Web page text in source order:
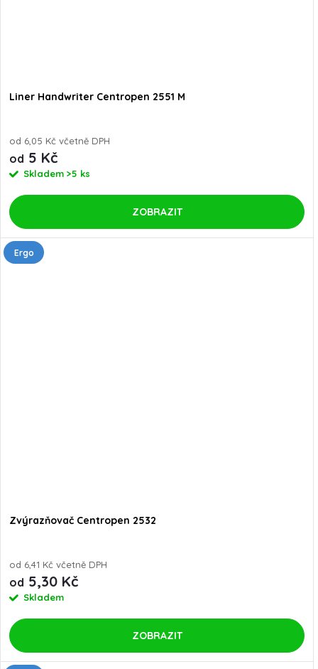
Liner Handwriter Centropen 2551 M
od 6,05 Kč včetně DPH
od 5 Kč
Skladem >5 ks
ZOBRAZIT
Ergo
Zvýrazňovač Centropen 2532
od 6,41 Kč včetně DPH
od 5,30 Kč
Skladem
ZOBRAZIT